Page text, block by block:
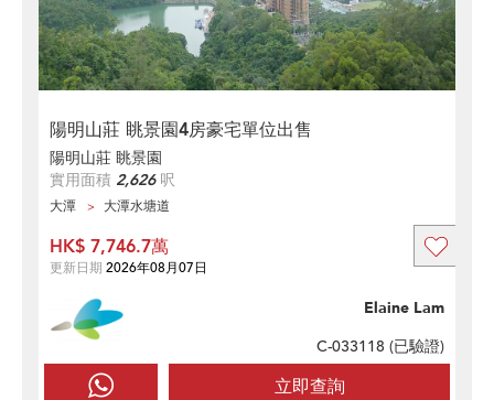
陽明山莊 眺景園4房豪宅單位出售
陽明山莊 眺景園
實用面積 2,626呎
大潭 大潭水塘道
立即查詢
Elaine Lam
C-033118 (已驗證)
HK$ 7,746.7萬
更新日期 2026年08月07日